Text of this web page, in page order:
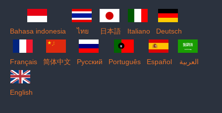
Bahasa indonesia ไทย 日本語 Italiano Deutsch
Français 简体中文 Pусский Português Español العربية
English